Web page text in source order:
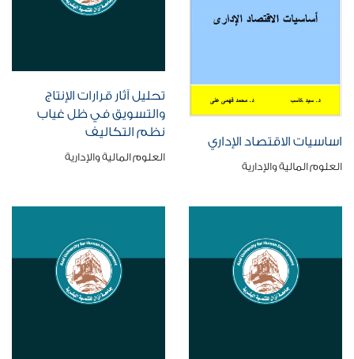
اساسيات الاقتصاد الإداري
العلوم المالية والإدارية
تحليل آثار قرارات الإنتاج
والتسويق في ظل غياب
نظم التكاليف
العلوم المالية والإدارية